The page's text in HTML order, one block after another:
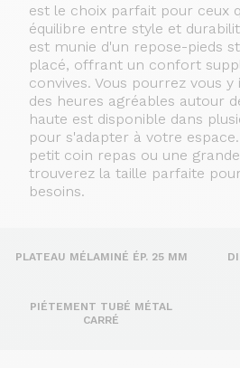
est le choix parfait pour ceux
équilibre entre style et
est munie d'un repose-pieds
placé, offrant un confort
convives. Vous pourrez vous
des heures agréables autour
haute est disponible dans
pour s'adapter à votre
petit coin repas ou une
trouverez la taille parfaite
besoins.
PLATEAU MÉLAMINÉ ÉP. 25 MM
PIÉTEMENT TUBÉ MÉTAL
CARRÉ